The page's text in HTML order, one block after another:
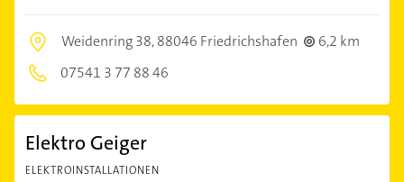
Weidenring 38,88046 Friedrichshafen
6,2 km
07541 3 77 88 46
Elektro Geiger
ELEKTROINSTALLATIONEN